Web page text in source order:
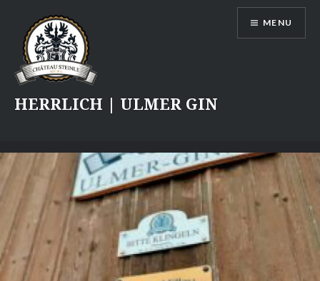
content
HERRLICH | ULMER GIN
MENU